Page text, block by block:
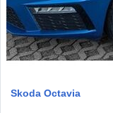
Skoda Octavia